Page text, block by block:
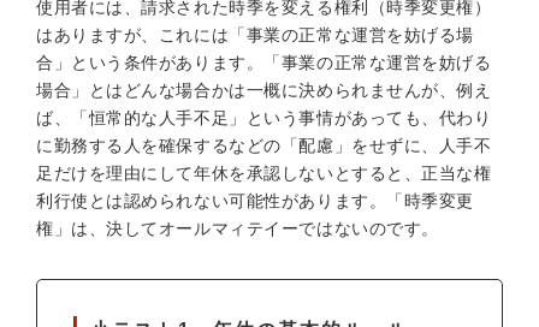
使用者には、請求された時季を変える権利（時季変更権）
はありますが、これには「事業の正常な運営を妨げる場
合」という条件があります。「事業の正常な運営を妨げる
場合」とはどんな場合かは一概に決められませんが、例え
ば、「恒常的な人手不足」という事情があっても、代わり
に勤務する人を確保するなどの「配慮」をせずに、人手不
足だけを理由にして年休を承認しないとすると、正当な権
利行使とは認められない可能性があります。「時季変更
権」は、決してオールマィテイーではないのです。